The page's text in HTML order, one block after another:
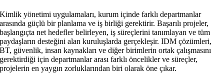
Kimlik yönetimi uygulamaları, kurum içinde farklı departmanlar
arasında güçlü bir planlama ve iş birliği gerektirir. Başarılı projeler,
başlangıçta net hedefler belirleyen, iş süreçlerini tanımlayan ve tüm
paydaşların desteğini alan kuruluşlarda gerçekleşir. IDM çözümleri,
BT, güvenlik, insan kaynakları ve diğer birimlerin ortak çalışmasını
gerektirdiği için departmanlar arası farklı öncelikler ve süreçler,
projelerin en yaygın zorluklarından biri olarak öne çıkar.